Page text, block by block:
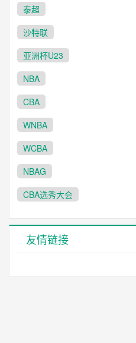
泰超
沙特联
亚洲杯U23
NBA
CBA
WNBA
WCBA
NBAG
CBA选秀大会
友情链接